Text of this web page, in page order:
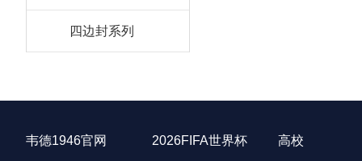
四边封系列
韦德1946官网 2026FIFA世界杯 高校